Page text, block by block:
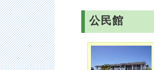
公民館